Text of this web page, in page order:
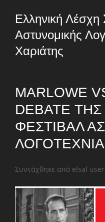
Ελληνική
Αστυνομικής
Χαριάτης
MARLOWE
DEBATE
ΦΕΣΤΙΒΆΛ
Συντάχθηκε από elsal user